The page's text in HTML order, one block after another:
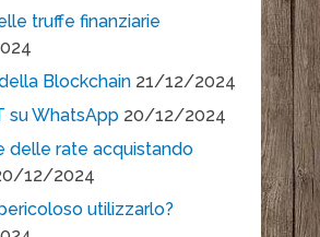
truffe finanziarie
Blockchain 21/12/2024
su WhatsApp 20/12/2024
delle rate acquistando
12/2024
utilizzarlo?